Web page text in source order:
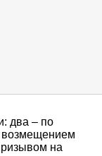
два – по
возмещением
на